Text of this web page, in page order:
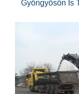
Gyöngyösön Is